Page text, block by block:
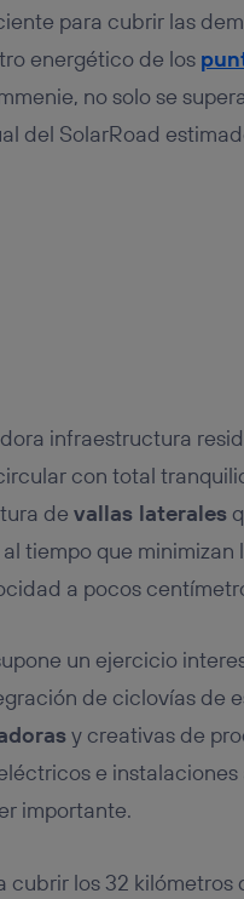
para cubrir las
energético de los
no solo se
del SolarRoad
infraestructura
con total
de vallas laterales
tiempo que
a pocos
un ejercicio
de ciclovías de
y creativas de
e
importante.
cubrir los 32 kilómetros